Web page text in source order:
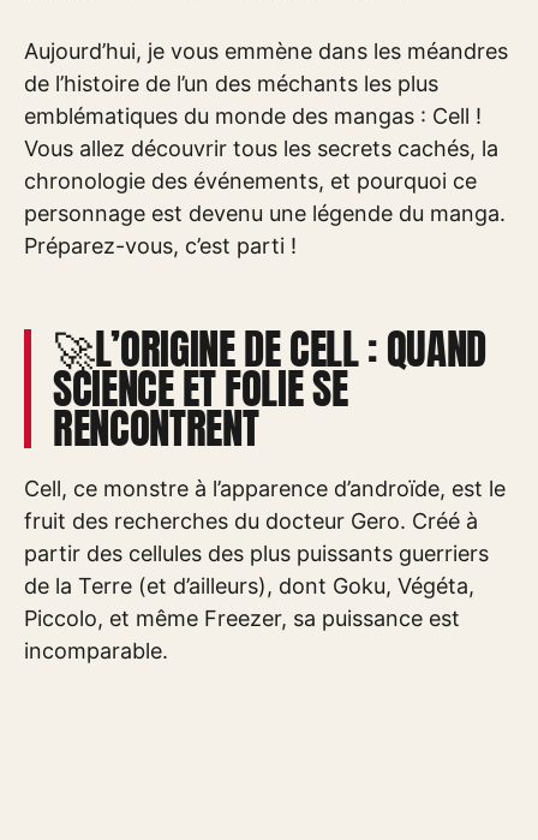
Aujourd’hui, je vous emmène dans les méandres
de l’histoire de l’un des méchants les plus
emblématiques du monde des mangas : Cell !
Vous allez découvrir tous les secrets cachés, la
chronologie des événements, et pourquoi ce
personnage est devenu une légende du manga.
Préparez-vous, c’est parti !
🚀L’ORIGINE DE CELL : QUAND
SCIENCE ET FOLIE SE
RENCONTRENT
Cell, ce monstre à l’apparence d’androïde, est le
fruit des recherches du docteur Gero. Créé à
partir des cellules des plus puissants guerriers
de la Terre (et d’ailleurs), dont Goku, Végéta,
Piccolo, et même Freezer, sa puissance est
incomparable.